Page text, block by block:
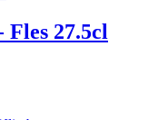
27.5cl